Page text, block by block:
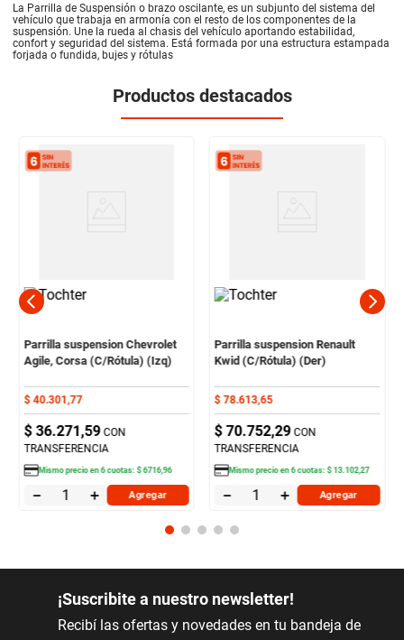
La Parrilla de Suspensión o brazo oscilante, es un subjunto del sistema del
vehículo que trabaja en armonía con el resto de los componentes de la
suspensión. Une la rueda al chasis del vehículo aportando estabilidad,
confort y seguridad del sistema. Está formada por una estructura estampada
forjada o fundida, bujes y rótulas
Productos destacados
Parrilla suspension Chevrolet
Agile, Corsa (C/Rótula) (Izq)
$ 40.301 ,77
$ 36.271,59 CON
TRANSFERENCIA
Mismo precio en6cuotas:$ 6716,96
＋
－ Agregar
Parrilla suspension Renault
Kwid (C/Rótula) (Der)
$ 78.613,65
$ 70.752,29 CON
TRANSFERENCIA
Mismo precio en6cuotas:$ 13.102,27
＋
－ Agregar
¡Suscribite a nuestro newsletter!
Recibí las ofertas y novedades en tu bandeja de